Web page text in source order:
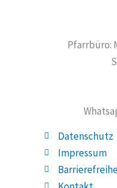
Datenschutz
Impressum
Pfarrbüro: